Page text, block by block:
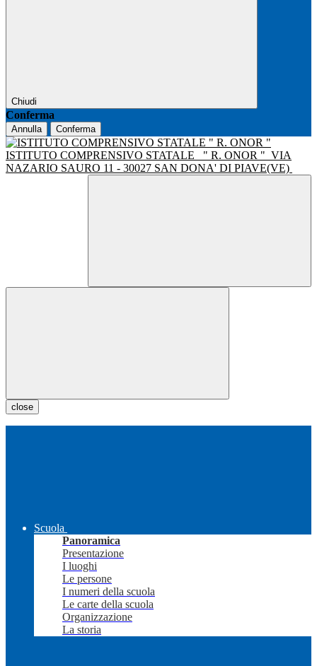
Chiudi
Conferma
Annulla Conferma
ISTITUTO COMPRENSIVO STATALE " R. ONOR " VIA
NAZARIO SAURO 11 - 30027 SAN DONA' DI PIAVE(VE)
close
Scuola
Panoramica
Presentazione
I luoghi
Le persone
I numeri della scuola
Le carte della scuola
Organizzazione
La storia